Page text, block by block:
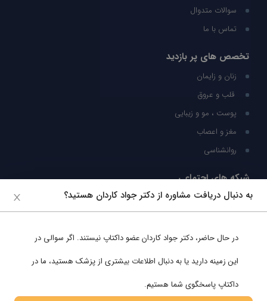
سوالات متدوال
تماس با ما
تخصص های پر بازدید
زنان و زایمان
قلب و عروق
پوست ، مو و زیبایی
مغز و اعصاب
روانشناسی
شبکه های اجتماعی
ما را در شبکه های اجتماعی دنبال کنید
به دنبال دریافت مشاوره از دکتر جواد کاردان هستید؟
در حال حاضر، دکتر جواد کاردانعضو داکتاپ نیستند. اگر سوالی در
این زمینه دارید یا به دنبال اطلاعات بیشتری از پزشک هستید، ما در
داکتاپ پاسخگوی شما هستیم.